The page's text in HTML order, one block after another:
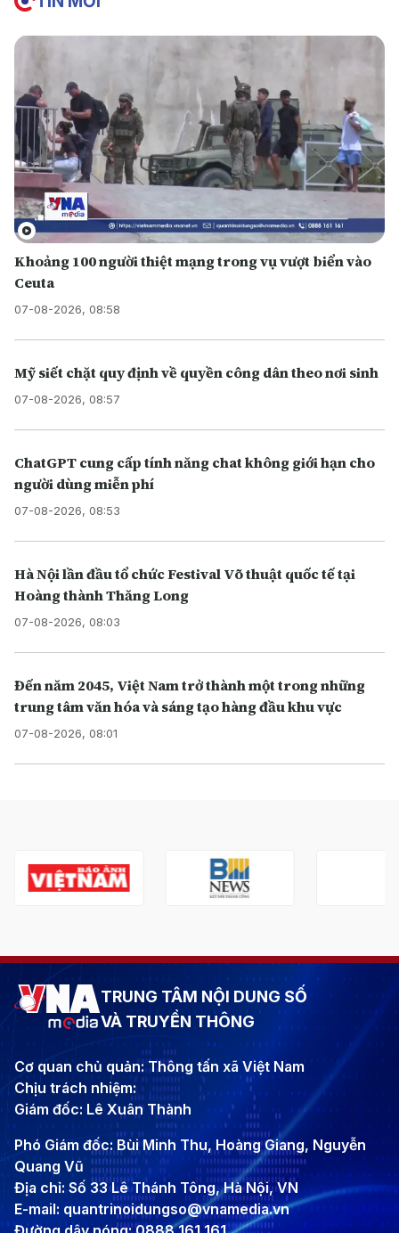
Khoảng 100 người thiệt mạng trong vụ vượt biển vào
Ceuta
07-08-2026, 08:58
Mỹ siết chặt quy định về quyền công dân theo nơi sinh
07-08-2026, 08:57
ChatGPT cung cấp tính năng chat không giới hạn cho
người dùng miễn phí
07-08-2026, 08:53
Hà Nội lần đầu tổ chức Festival Võ thuật quốc tế tại
Hoàng thành Thăng Long
07-08-2026, 08:03
Đến năm 2045, Việt Nam trở thành một trong những
trung tâm văn hóa và sáng tạo hàng đầu khu vực
07-08-2026, 08:01
TRUNG TÂM NỘI DUNG SỐ
VÀ TRUYỀN THÔNG
Cơ quan chủ quản: Thông tấn xã Việt Nam
Chịu trách nhiệm:
Giám đốc: Lê Xuân Thành
Phó Giám đốc: Bùi Minh Thu, Hoàng Giang, Nguyễn
Quang Vũ
Địa chỉ: Số 33 Lê Thánh Tông, Hà Nội, VN
E-mail: quantrinoidungso@vnamedia.vn